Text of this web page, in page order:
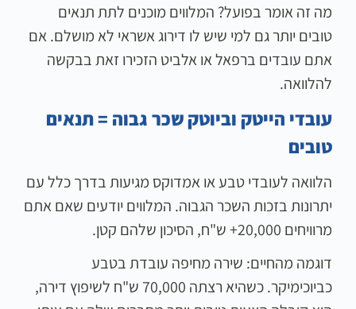
מה זה אומר בפועל? המלווים מוכנים לתת תנאים
טובים יותר גם למי שיש לו דירוג אשראי לא מושלם. אם
אתם עובדים ברפאל או אלביט הזכירו זאת בבקשה
להלוואה.
עובדי הייטק וביוטק שכר גבוה = תנאים
טובים
הלוואה לעובדי טבע או אמדוקס מגיעות בדרך כלל עם
יתרונות בזכות השכר הגבוה. המלווים יודעים שאם אתם
מרוויחים 20,000+ ש"ח, הסיכון שלהם קטן.
דוגמה מהחיים: שירה מחיפה עובדת בטבע
כביוכימיקר. כשהיא רצתה 70,000 ש"ח לשיפוץ דירה,